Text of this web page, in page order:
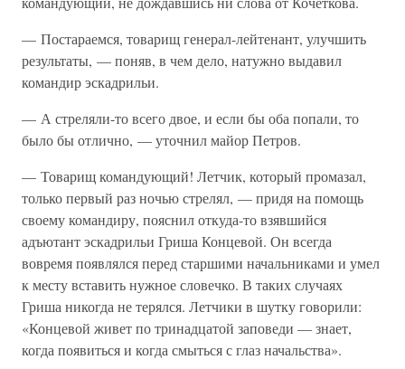
— Постараемся, товарищ генерал-лейтенант, улучшить
результаты, — поняв, в чем дело, натужно выдавил
командир эскадрильи.
— А стреляли-то всего двое, и если бы оба попали, то
было бы отлично, — уточнил майор Петров.
— Товарищ командующий! Летчик, который промазал,
только первый раз ночью стрелял, — придя на помощь
своему командиру, пояснил откуда-то взявшийся
адъютант эскадрильи Гриша Концевой. Он всегда
вовремя появлялся перед старшими начальниками и умел
к месту вставить нужное словечко. В таких случаях
Гриша никогда не терялся. Летчики в шутку говорили:
«Концевой живет по тринадцатой заповеди — знает,
когда появиться и когда смыться с глаз начальства».